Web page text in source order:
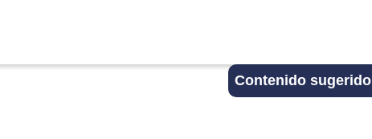
Contenido sugerido